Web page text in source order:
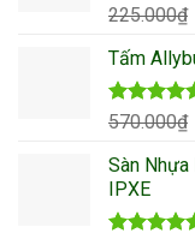
Được xếp
5.00
5 sao
225.000₫
Tấm
Được xếp
5.00
5 sao
570.000₫
Sàn
IPXE